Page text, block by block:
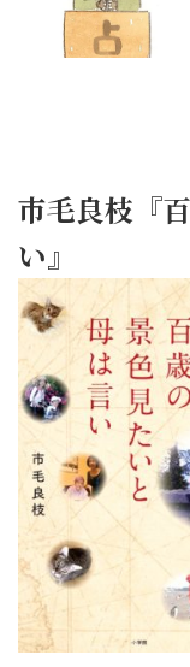
市毛良枝『
い』